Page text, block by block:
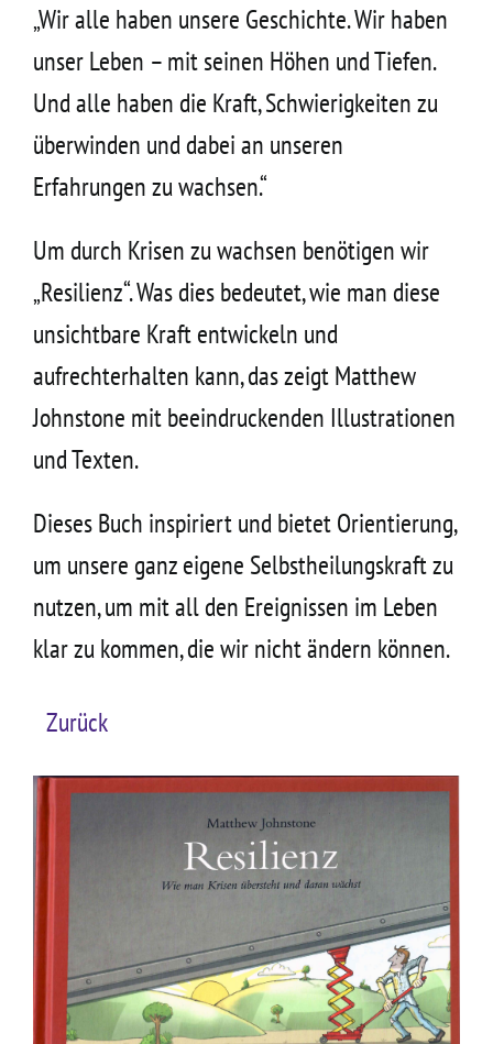
„Wir alle haben unsere Geschichte. Wir haben
unser Leben – mit seinen Höhen und Tiefen.
Und alle haben die Kraft, Schwierigkeiten zu
überwinden und dabei an unseren
Erfahrungen zu wachsen.“
Um durch Krisen zu wachsen benötigen wir
„Resilienz“. Was dies bedeutet, wie man diese
unsichtbare Kraft entwickeln und
aufrechterhalten kann, das zeigt Matthew
Johnstone mit beeindruckenden Illustrationen
und Texten.
Dieses Buch inspiriert und bietet Orientierung,
um unsere ganz eigene Selbstheilungskraft zu
nutzen, um mit all den Ereignissen im Leben
klar zu kommen, die wir nicht ändern können.
Zurück